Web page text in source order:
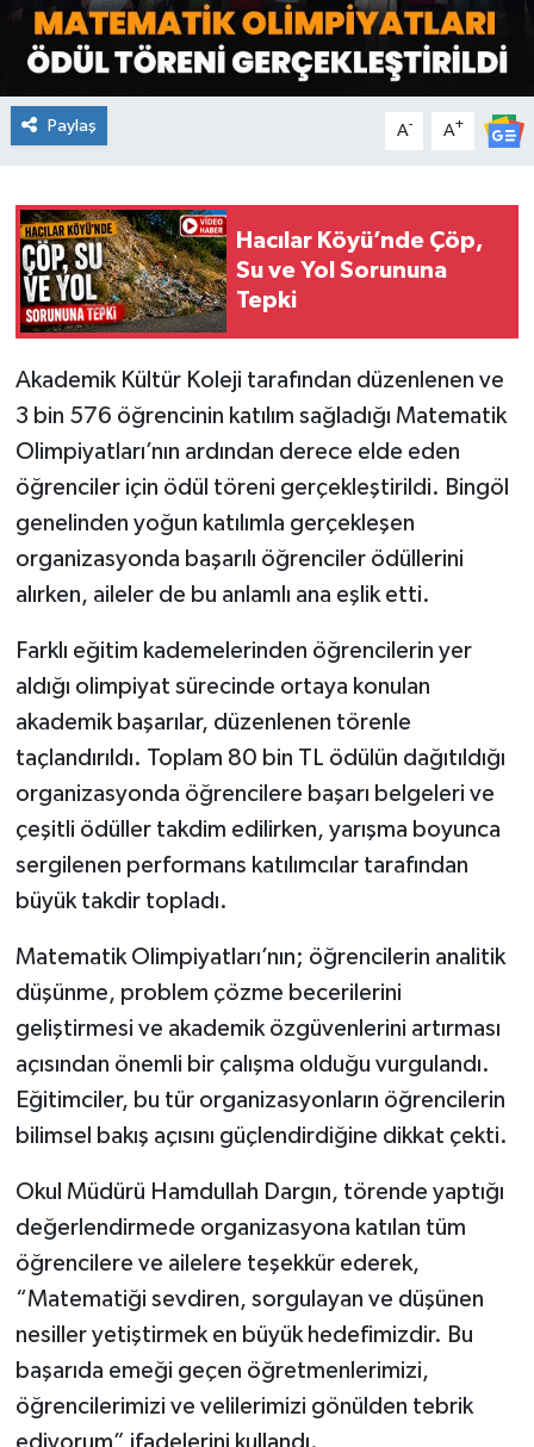
Paylaş A- A+
Hacılar Köyü’nde Çöp,
Su ve Yol Sorununa
Tepki
Akademik Kültür Koleji tarafından düzenlenen ve
3 bin 576 öğrencinin katılım sağladığı Matematik
Olimpiyatları’nın ardından derece elde eden
öğrenciler için ödül töreni gerçekleştirildi. Bingöl
genelinden yoğun katılımla gerçekleşen
organizasyonda başarılı öğrenciler ödüllerini
alırken, aileler de bu anlamlı ana eşlik etti.
Farklı eğitim kademelerinden öğrencilerin yer
aldığı olimpiyat sürecinde ortaya konulan
akademik başarılar, düzenlenen törenle
taçlandırıldı. Toplam 80 bin TL ödülün dağıtıldığı
organizasyonda öğrencilere başarı belgeleri ve
çeşitli ödüller takdim edilirken, yarışma boyunca
sergilenen performans katılımcılar tarafından
büyük takdir topladı.
Matematik Olimpiyatları’nın; öğrencilerin analitik
düşünme, problem çözme becerilerini
geliştirmesi ve akademik özgüvenlerini artırması
açısından önemli bir çalışma olduğu vurgulandı.
Eğitimciler, bu tür organizasyonların öğrencilerin
bilimsel bakış açısını güçlendirdiğine dikkat çekti.
Okul Müdürü Hamdullah Dargın, törende yaptığı
değerlendirmede organizasyona katılan tüm
öğrencilere ve ailelere teşekkür ederek,
“Matematiği sevdiren, sorgulayan ve düşünen
nesiller yetiştirmek en büyük hedefimizdir. Bu
başarıda emeği geçen öğretmenlerimizi,
öğrencilerimizi ve velilerimizi gönülden tebrik
ediyorum” ifadelerini kullandı.
SAĞLIK
SİYASET
SOLHAN
YAYLADERE
YEDİSU